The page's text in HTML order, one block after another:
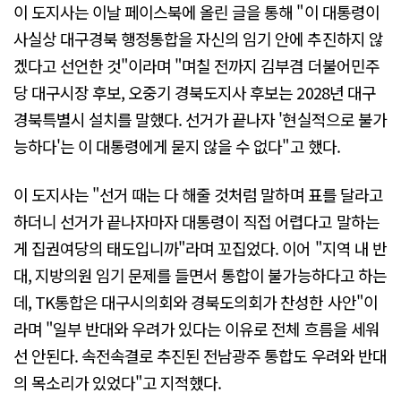
이 도지사는 이날 페이스북에 올린 글을 통해 "이 대통령이
사실상 대구경북 행정통합을 자신의 임기 안에 추진하지 않
겠다고 선언한 것"이라며 "며칠 전까지 김부겸 더불어민주
당 대구시장 후보, 오중기 경북도지사 후보는 2028년 대구
경북특별시 설치를 말했다. 선거가 끝나자 '현실적으로 불가
능하다'는 이 대통령에게 묻지 않을 수 없다"고 했다.
이 도지사는 "선거 때는 다 해줄 것처럼 말하며 표를 달라고
하더니 선거가 끝나자마자 대통령이 직접 어렵다고 말하는
게 집권여당의 태도입니까"라며 꼬집었다. 이어 "지역 내 반
대, 지방의원 임기 문제를 들면서 통합이 불가능하다고 하는
데, TK통합은 대구시의회와 경북도의회가 찬성한 사안"이
라며 "일부 반대와 우려가 있다는 이유로 전체 흐름을 세워
선 안된다. 속전속결로 추진된 전남광주 통합도 우려와 반대
의 목소리가 있었다"고 지적했다.